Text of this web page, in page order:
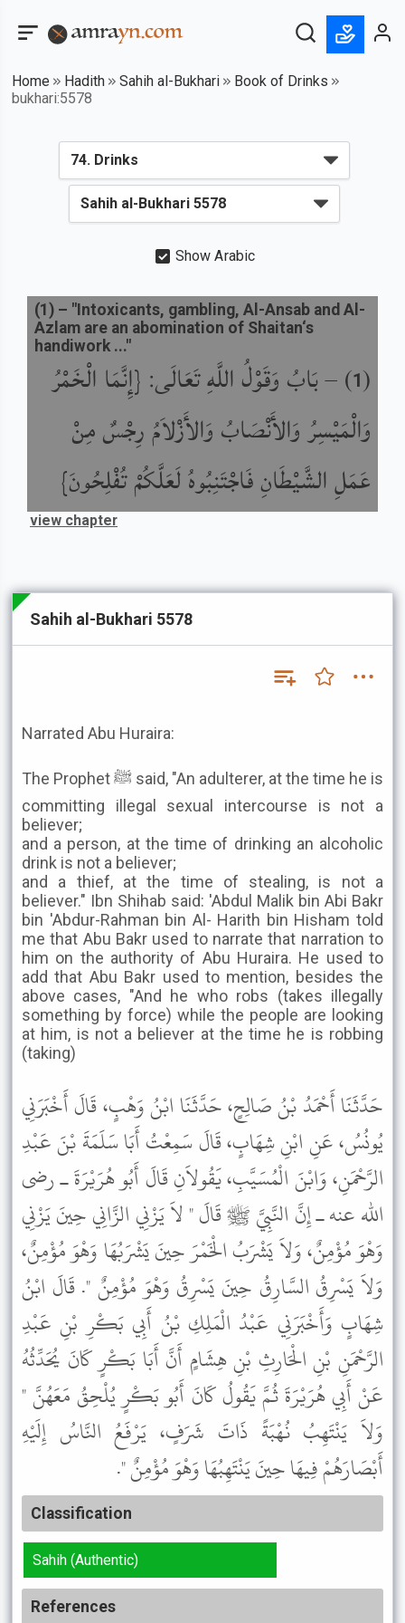
Home Hadith Sahih al-Bukhari
Book of Drinks
bukhari:5578
Show Arabic
(
1
) –بَابُ وَقَوْلُ اللَّهِ تَعَالَى: {إِنَّمَا الْخَمْرُ
وَالْمَيْسِرُ وَالأَنْصَابُ وَالأَزْلاَمُ رِجْسٌ مِنْ
عَمَلِ الشَّيْطَانِ فَاجْتَنِبُوهُ لَعَلَّكُمْ تُفْلِحُونَ}
(1 ) – "Intoxicants, gambling, Al-Ansab and Al-
Azlam are an abomination of Shaitan‘s
handiwork ..."
view chapter
Sahih al-Bukhari 5578
Narrated Abu Huraira:
The Prophet ﷺ said, "An adulterer, at the time he is
committing illegal sexual intercourse is not a
believer;
and a person, at the time of drinking an alcoholic
drink is not a believer;
and a thief, at the time of stealing, is not a
believer." Ibn Shihab said: 'Abdul Malik bin Abi Bakr
bin 'Abdur-Rahman bin Al- Harith bin Hisham told
me that Abu Bakr used to narrate that narration to
him on the authority of Abu Huraira. He used to
add that Abu Bakr used to mention, besides the
above cases, "And he who robs (takes illegally
something by force) while the people are looking
at him, is not a believer at the time he is robbing
(taking)
حَدَّثَنَا أَحْمَدُ بْنُ صَالِحٍ، حَدَّثَنَا ابْنُ وَهْبٍ، قَالَ أَخْبَرَنِي
يُونُسُ، عَنِ ابْنِ شِهَابٍ، قَالَ سَمِعْتُ أَبَا سَلَمَةَ بْنَ عَبْدِ
الرَّحْمَنِ، وَابْنَ الْمُسَيَّبِ، يَقُولاَنِ قَالَ أَبُو هُرَيْرَةَ ـ رضى
الله عنه ـ إِنَّ النَّبِيَّ ﷺ قَالَ " لاَ يَزْنِي الزَّانِي حِينَ يَزْنِي
وَهْوَ مُؤْمِنٌ، وَلاَ يَشْرَبُ الْخَمْرَ حِينَ يَشْرَبُهَا وَهْوَ مُؤْمِنٌ،
وَلاَ يَسْرِقُ السَّارِقُ حِينَ يَسْرِقُ وَهْوَ مُؤْمِنٌ ". قَالَ ابْنُ
شِهَابٍ وَأَخْبَرَنِي عَبْدُ الْمَلِكِ بْنُ أَبِي بَكْرِ بْنِ عَبْدِ
الرَّحْمَنِ بْنِ الْحَارِثِ بْنِ هِشَامٍ أَنَّ أَبَا بَكْرٍ كَانَ يُحَدِّثُهُ
عَنْ أَبِي هُرَيْرَةَ ثُمَّ يَقُولُ كَانَ أَبُو بَكْرٍ يُلْحِقُ مَعَهُنَّ "
وَلاَ يَنْتَهِبُ نُهْبَةً ذَاتَ شَرَفٍ، يَرْفَعُ النَّاسُ إِلَيْهِ
أَبْصَارَهُمْ فِيهَا حِينَ يَنْتَهِبُهَا وَهْوَ مُؤْمِنٌ ".
Classification
Sahih (Authentic)
References